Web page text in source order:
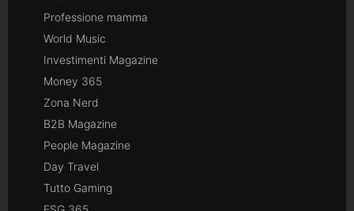
Professione mamma
World Music
Investimenti Magazine
Money 365
Zona Nerd
B2B Magazine
People Magazine
Day Travel
Tutto Gaming